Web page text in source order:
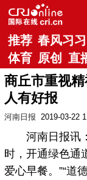
推荐 春风习习
体育 原创 直
商丘市重视
人有好报
河南日报 2019-03-22
河南日报讯：
时，开通绿色通
爱心早餐。”“道